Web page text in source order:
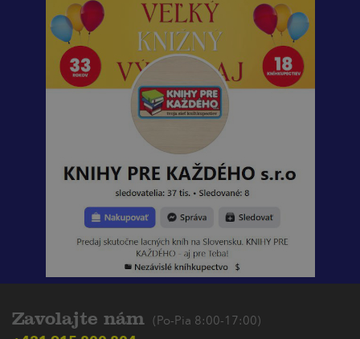
Zavolajte nám (Po-Pia 8:00-17:00)